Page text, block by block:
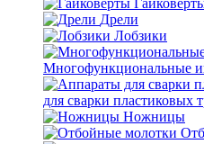
Дрели
Лобзики
Многофункциональные
для сварки пластиковых
Ножницы